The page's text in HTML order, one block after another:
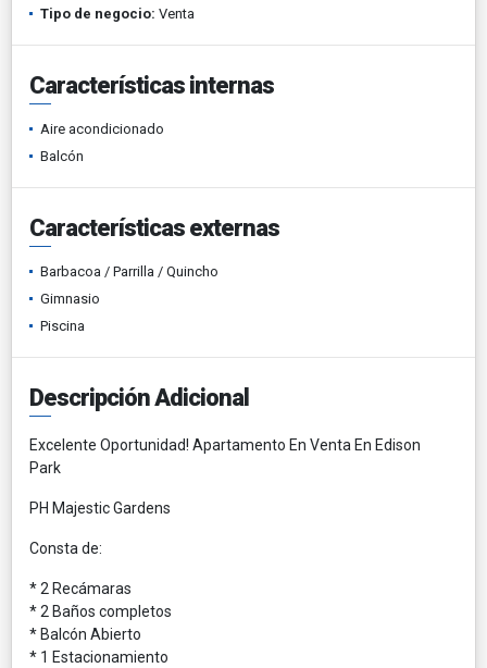
Tipo de negocio: Venta
Características internas
Aire acondicionado
Balcón
Características externas
Barbacoa / Parrilla / Quincho
Gimnasio
Piscina
Descripción Adicional
Excelente Oportunidad! Apartamento En Venta En Edison
Park
PH Majestic Gardens
Consta de:
* 2 Recámaras
* 2 Baños completos
* Balcón Abierto
* 1 Estacionamiento